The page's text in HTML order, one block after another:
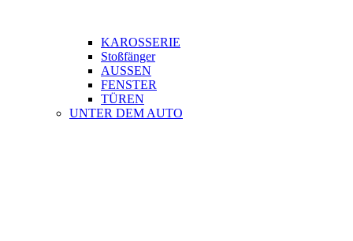
KAROSSERIE
Stoßfänger
AUSSEN
FENSTER
TÜREN
UNTER DEM AUTO